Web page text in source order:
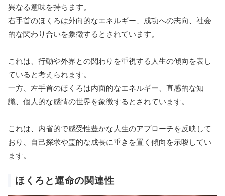
異なる意味を持ちます。
右手首のほくろは外向的なエネルギー、成功への志向、社会
的な関わり合いを象徴するとされています。
これは、行動や外界との関わりを重視する人生の傾向を表し
ていると考えられます。
一方、左手首のほくろは内面的なエネルギー、直感的な知
識、個人的な感情の世界を象徴するとされています。
これは、内省的で感受性豊かな人生のアプローチを反映して
おり、自己探求や霊的な成長に重きを置く傾向を示唆してい
ます。
ほくろと運命の関連性